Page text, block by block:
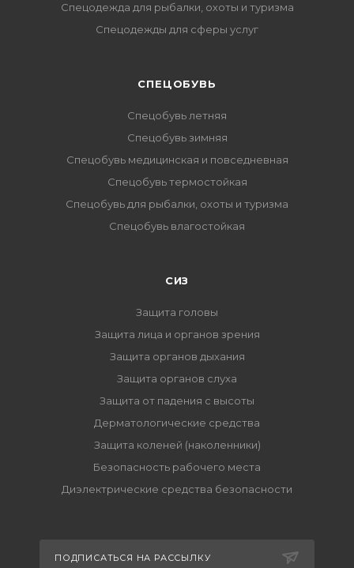
Спецодежда для рыбалки, охоты и туризма
Спецодежды для сферы услуг
CПЕЦОБУВЬ
Спецобувь летняя
Спецобувь зимняя
Спецобувь медицинская и повседневная
Спецобувь термостойкая
Спецобувь для рыбалки, охоты и туризма
Спецобувь влагостойкая
СИЗ
Защита головы
Защита лица и органов зрения
Защита органов дыхания
Защита органов слуха
Защита от падения с высоты
Дерматологические средства
Защита коленей (наколенники)
Безопасность рабочего места
Диэлектрические средства безопасности
ПОДПИСАТЬСЯ НА РАССЫЛКУ